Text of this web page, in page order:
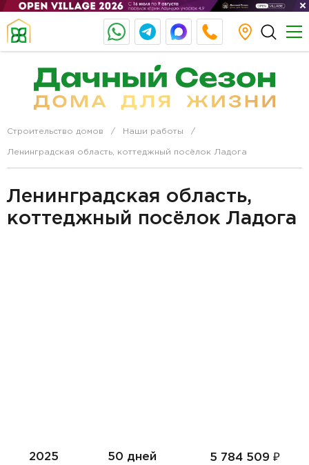
Строительство домов Наши работы
Ленинградская область, коттеджный посёлок Ладога
Ленинградская область,
коттеджный посёлок Ладога
2025 50 дней 5 784 509 ₽